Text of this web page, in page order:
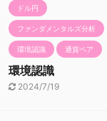
ドル円
ファンダメンタルズ分析
環境認識 通貨ペア
環境認識
2024/7/19